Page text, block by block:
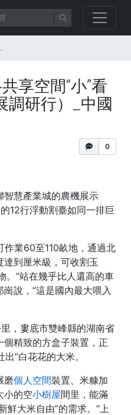
享空間“小”看
調研行）_中國
0
智慧產業城的農機展示
12行浮動割臺如同一排巨
作業60至110畝地，通過北
到厘米級，可收割玉
。”站在幾乎比人還高的車
說，“這是國內最大喂入
，婁底市雙峰縣的湖南省
精致的方盒子裝置，正
”白花花的大米。
磨個人空間裝置、米糠加
小的空小樹屋間里，能滿
鮮大米自由”的需求。“上